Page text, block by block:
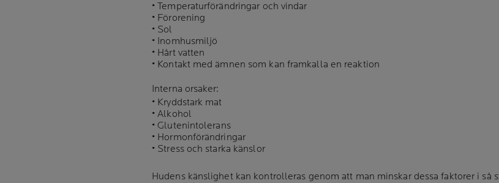
• Temperaturförändringar och vindar
• Förorening
• Sol
• Inomhusmiljö
• Hårt vatten
• Kontakt med ämnen som kan framkalla en reaktion
Interna orsaker:
• Kryddstark mat
• Alkohol
• Glutenintolerans
• Hormonförändringar
• Stress och starka känslor
Hudens känslighet kan kontrolleras genom att man minskar dessa faktorer i så